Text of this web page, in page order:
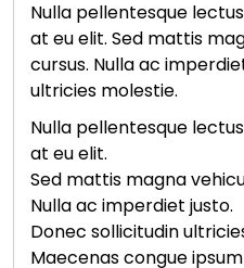
Nulla pellentesque
at eu elit. Sed mattis
cursus. Nulla ac
ultricies molestie.
Nulla pellentesque
at eu elit.
Sed mattis magna
Nulla ac imperdiet justo.
Donec sollicitudin
Maecenas congue